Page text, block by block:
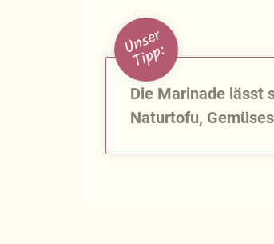
U
n
s
e
r
T
i
p
p
:
Die Marinade lässt
Naturtofu,